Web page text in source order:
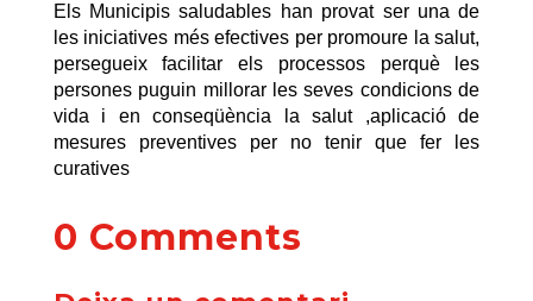
Els Municipis saludables han provat ser una de
les iniciatives més efectives per promoure la salut,
persegueix facilitar els processos perquè les
persones puguin millorar les seves condicions de
vida i en conseqüència la salut ,aplicació de
mesures preventives per no tenir que fer les
curatives
0 Comments